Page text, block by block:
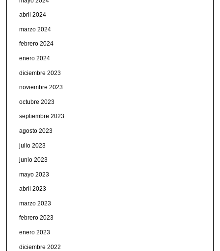
abril 2024
marzo 2024
febrero 2024
enero 2024
diciembre 2023
noviembre 2023
octubre 2023
septiembre 2023
agosto 2023
julio 2023
junio 2023
mayo 2023
abril 2023
marzo 2023
febrero 2023
enero 2023
diciembre 2022